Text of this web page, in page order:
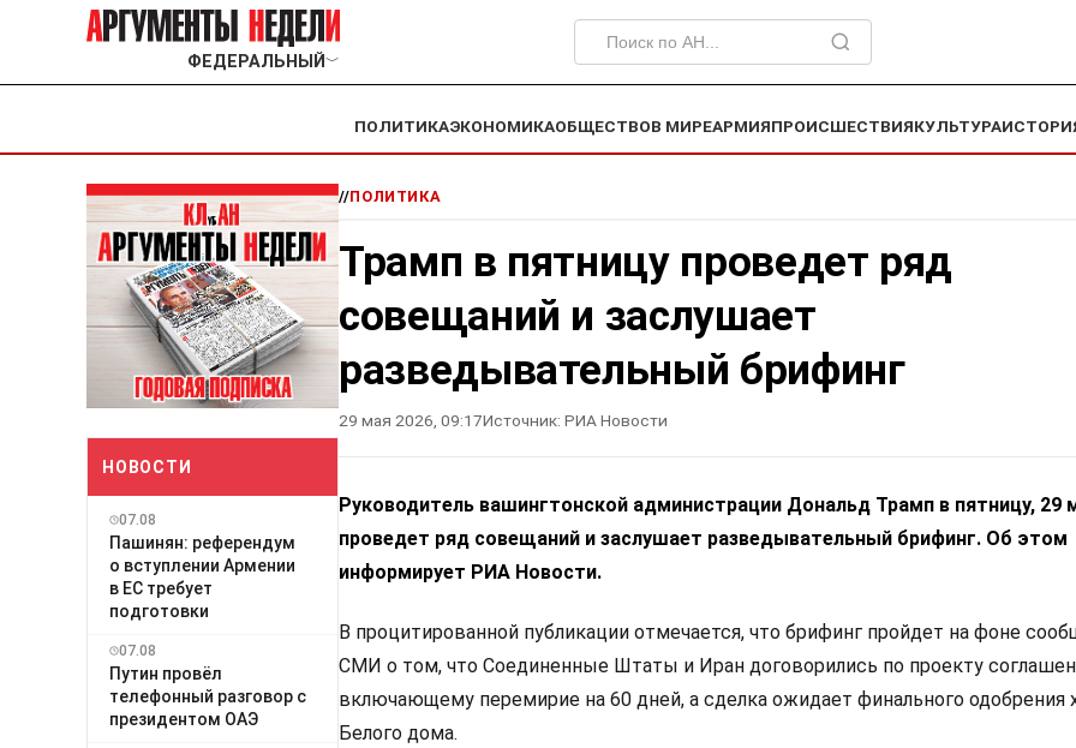
ФЕДЕРАЛЬНЫЙ ﹀
ПОЛИТИКАЭКОНОМИКАОБЩЕСТВОВ МИРЕАРМИЯПРОИСШЕСТВИЯКУЛЬТУРА
НОВОСТИ
07.08
Пашинян: референдум
о вступлении Армении
в ЕС требует
подготовки
07.08
Путин провёл
телефонный разговор с
президентом ОАЭ
//ПОЛИТИКА
Трамп в пятницу проведет ряд
совещаний и заслушает
разведывательный брифинг
29 мая 2026, 09:17Источник: РИА Новости
Руководитель вашингтонской администрации Дональд Трамп в пятницу, 29
проведет ряд совещаний и заслушает разведывательный брифинг. Об этом
информирует РИА Новости.
В процитированной публикации отмечается, что брифинг пройдет на фоне
СМИ о том, что Соединенные Штаты и Иран договорились по проекту
включающему перемирие на 60 дней, а сделка ожидает финального одобрения
Белого дома.